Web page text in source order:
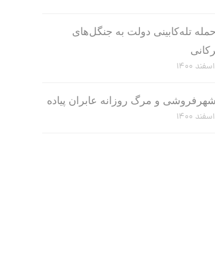
حمله تله‌کابینی دولت به جنگل‌های
شهرفروشی و مرگ روزانه عابران پیاده